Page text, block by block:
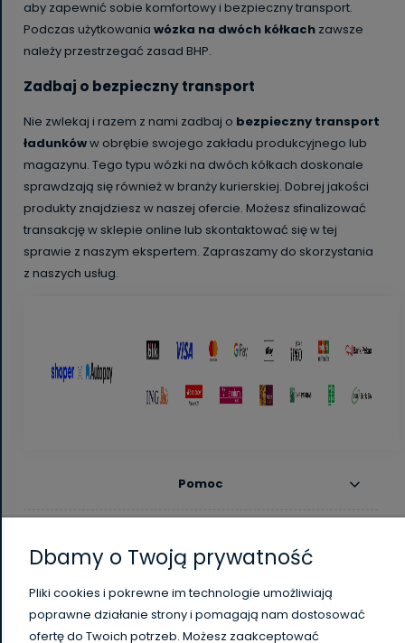
aby zapewnić sobie komfortowy i bezpieczny transport.
Podczas użytkowania wózka na dwóch kółkach zawsze
należy przestrzegać zasad BHP.
Zadbaj o bezpieczny transport
Nie zwlekaj i razem z nami zadbaj o bezpieczny transport
ładunkóww obrębie swojego zakładu produkcyjnego lub
magazynu. Tego typu wózki na dwóch kółkach doskonale
sprawdzają się również w branży kurierskiej. Dobrej jakości
produkty znajdziesz w naszej ofercie. Możesz sfinalizować
transakcję w sklepie online lub skontaktować się w tej
sprawie z naszym ekspertem. Zapraszamy do skorzystania
z naszych usług.
Pomoc
Informacje
Dbamy o Twoją prywatność
Pliki cookies i pokrewne im technologie umożliwiają
poprawne działanie strony i pomagają nam dostosować
ofertę do Twoich potrzeb. Możesz zaakceptować